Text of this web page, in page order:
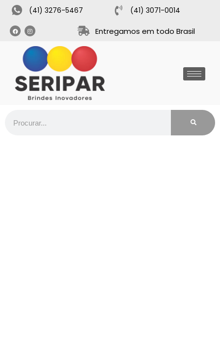
(41) 3276-5467 (41) 3071-0014
Entregamos em todo Brasil